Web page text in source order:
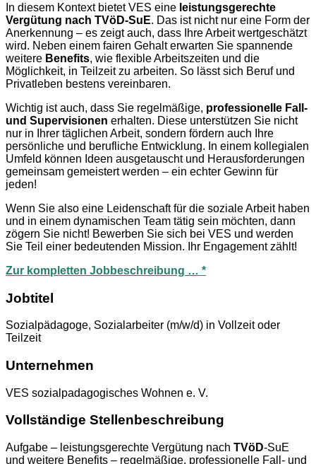
In diesem Kontext bietet VES eine leistungsgerechte
Vergütung nach TVöD-SuE. Das ist nicht nur eine Form der
Anerkennung – es zeigt auch, dass Ihre Arbeit wertgeschätzt
wird. Neben einem fairen Gehalt erwarten Sie spannende
weitere Benefits, wie flexible Arbeitszeiten und die
Möglichkeit, in Teilzeit zu arbeiten. So lässt sich Beruf und
Privatleben bestens vereinbaren.
Wichtig ist auch, dass Sie regelmäßige, professionelle Fall-
und Supervisionen erhalten. Diese unterstützen Sie nicht
nur in Ihrer täglichen Arbeit, sondern fördern auch Ihre
persönliche und berufliche Entwicklung. In einem kollegialen
Umfeld können Ideen ausgetauscht und Herausforderungen
gemeinsam gemeistert werden – ein echter Gewinn für
jeden!
Wenn Sie also eine Leidenschaft für die soziale Arbeit haben
und in einem dynamischen Team tätig sein möchten, dann
zögern Sie nicht! Bewerben Sie sich bei VES und werden
Sie Teil einer bedeutenden Mission. Ihr Engagement zählt!
Zur kompletten Jobbeschreibung … *
Jobtitel
Sozialpädagoge, Sozialarbeiter (m/w/d) in Vollzeit oder
Teilzeit
Unternehmen
VES sozialpadagogisches Wohnen e. V.
Vollständige Stellenbeschreibung
Aufgabe – leistungsgerechte Vergütung nach TVöD-SuE
und weitere Benefits – regelmäßige, professionelle Fall- und